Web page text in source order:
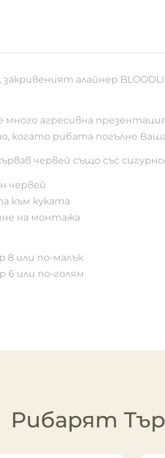
закривеният алайнер
много агресивна
когато рибата погълне
червей също със
червей
към куката
на монтажа
8 или по-малък
6 или по-голям
Рибарят